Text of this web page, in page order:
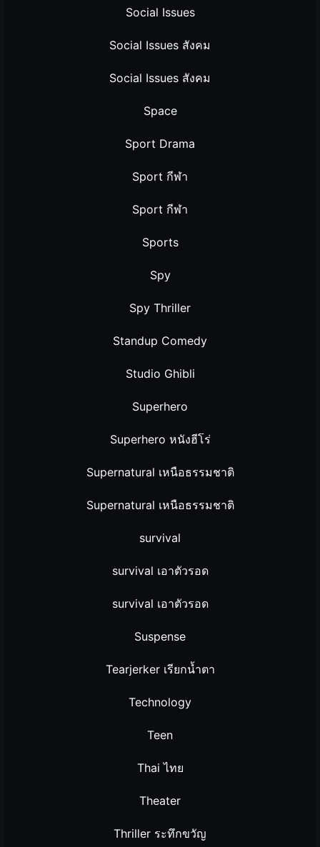
Social Issues
Social Issues สังคม
Social Issues สังคม
Space
Sport Drama
Sport กีฬา
Sport กีฬา
Sports
Spy
Spy Thriller
Standup Comedy
Studio Ghibli
Superhero
Superhero หนังฮีโร่
Supernatural เหนือธรรมชาติ
Supernatural เหนือธรรมชาติ
survival
survival เอาตัวรอด
survival เอาตัวรอด
Suspense
Tearjerker เรียกน้ำตา
Technology
Teen
Thai ไทย
Theater
Thriller ระทึกขวัญ